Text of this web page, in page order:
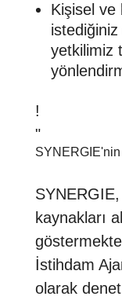
Kişisel ve
yetkilimiz
!
"
SYNERGIE,
kaynakları
İstihdam
olarak